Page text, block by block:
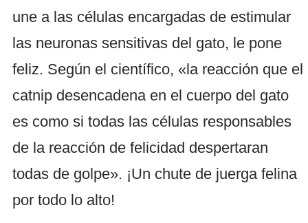
une a las células encargadas de estimular
las neuronas sensitivas del gato, le pone
feliz. Según el científico, «la reacción que el
catnip desencadena en el cuerpo del gato
es como si todas las células responsables
de la reacción de felicidad despertaran
todas de golpe». ¡Un chute de juerga felina
por todo lo alto!